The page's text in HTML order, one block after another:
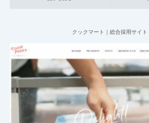
クックマート｜総合採用サイト
2025.07.09
004_総合採用サイト 023_小売・サービス関連 中
本社が地方の企業